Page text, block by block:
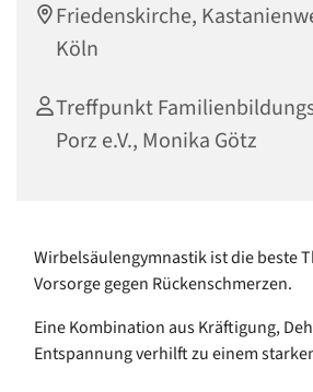
Friedenskirche,
Köln
Treffpunkt
Porz e.V., Monika Götz
Wirbelsäulengymnastik ist die beste
Vorsorge gegen Rückenschmerzen.
Eine Kombination aus Kräftigung,
Entspannung verhilft zu einem